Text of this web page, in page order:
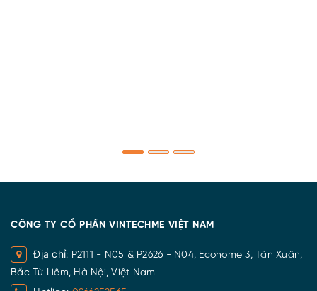
CÔNG TY CỔ PHẦN VINTECHME VIỆT NAM
Địa chỉ: P2111 - N05 & P2626 - N04, Ecohome 3, Tân Xuân,
Bắc Từ Liêm, Hà Nội, Việt Nam